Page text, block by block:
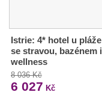
Istrie: 4* hotel u pláže
se stravou, bazénem i
wellness
8 036 Kč
6 027 Kč